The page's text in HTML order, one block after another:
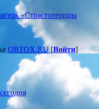
«Страстотерпцы
ORTOX.RU[Войти]